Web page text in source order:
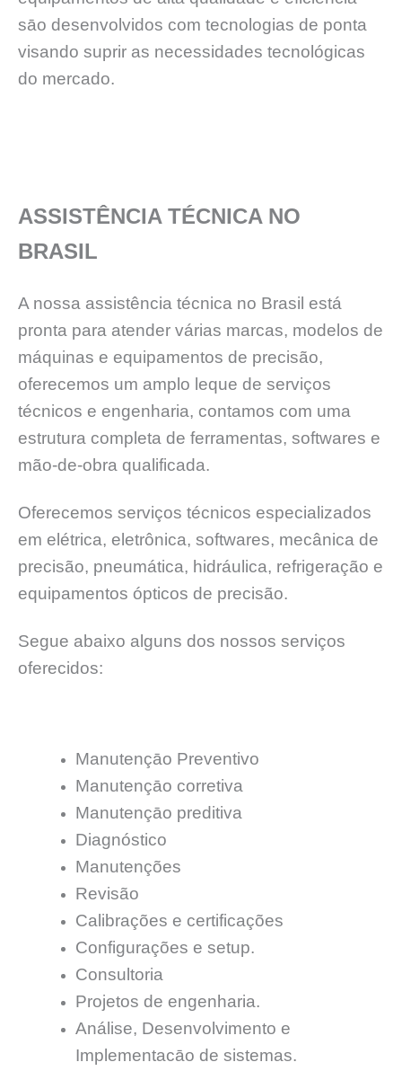
sāo desenvolvidos com tecnologias de ponta
visando suprir as necessidades tecnológicas
do mercado.
ASSISTÊNCIA TÉCNICA NO
BRASIL
A nossa assistência técnica no Brasil está
pronta para atender várias marcas, modelos de
máquinas e equipamentos de precisão,
oferecemos um amplo leque de serviços
técnicos e engenharia, contamos com uma
estrutura completa de ferramentas, softwares e
mão-de-obra qualificada.
Oferecemos serviços técnicos especializados
em elétrica, eletrônica, softwares, mecânica de
precisão, pneumática, hidráulica, refrigeração e
equipamentos ópticos de precisão.
Segue abaixo alguns dos nossos serviços
oferecidos:
Manutençāo Preventivo
Manutençāo corretiva
Manutençāo preditiva
Diagnóstico
Manutenções
Revisão
Calibrações e certificações
Configurações e setup.
Consultoria
Projetos de engenharia.
Análise, Desenvolvimento e
Implementacāo de sistemas.